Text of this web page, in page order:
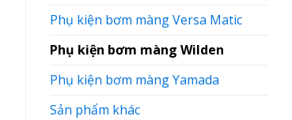
Phụ kiện bơm màng Versa Matic
Phụ kiện bơm màng Wilden
Phụ kiện bơm màng Yamada
Sản phẩm khác